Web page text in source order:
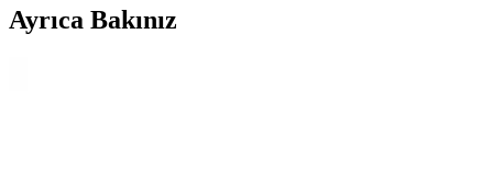
Ayrıca Bakınız